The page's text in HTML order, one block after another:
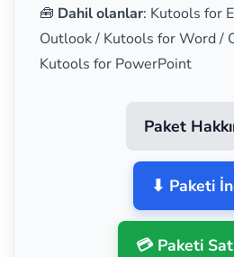
🧰 Dahil olanlar: Kutools for
Outlook / Kutools for Word /
Kutools for PowerPoint
Paket
⬇ Paketi
💳 Paketi